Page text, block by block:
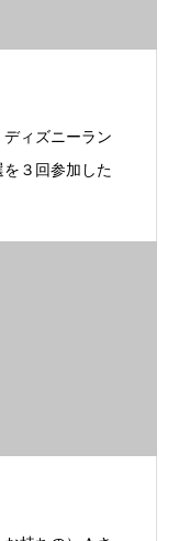
ィズニーラン
を３回参加した